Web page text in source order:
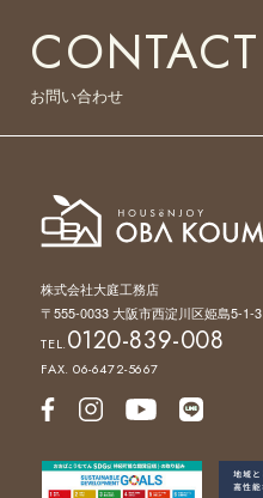
CONTACT
お問い合わせ
株式会社大庭工務店
〒555-0033 大阪市西淀川区姫島5-1-3
TEL.0120-839-008
FAX. 06-6472-5667